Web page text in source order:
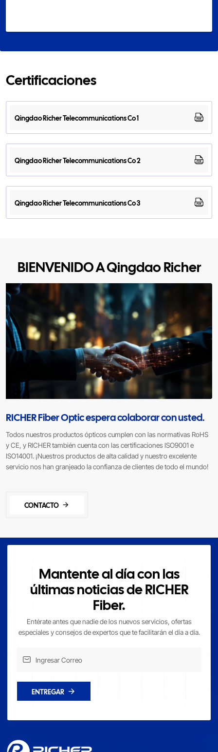
Certificaciones
Qingdao Richer Telecommunications Co 1
Qingdao Richer Telecommunications Co 2
Qingdao Richer Telecommunications Co 3
BIENVENIDO A Qingdao Richer
RICHER Fiber Optic espera colaborar con usted.
Todos nuestros productos ópticos cumplen con las normativas RoHS
y CE, y RICHER también cuenta con las certificaciones ISO9001 e
ISO14001. ¡Nuestros productos de alta calidad y nuestro excelente
servicio nos han granjeado la confianza de clientes de todo el mundo!
CONTACTO
Mantente al día con las
últimas noticias de RICHER
Fiber.
Entérate antes que nadie de los nuevos servicios, ofertas
especiales y consejos de expertos que te facilitarán el día a día.
ENTREGAR